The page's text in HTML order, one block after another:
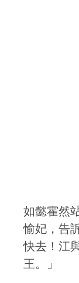
如懿霍然
愉妃，告
快去！江
王。」